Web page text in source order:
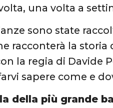
una volta a
sono state
racconterà la
la regia di Davide
sapere come e
della più grande